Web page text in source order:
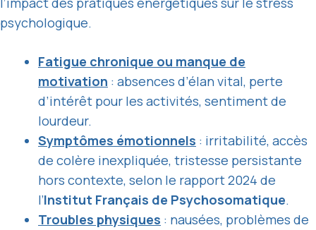
psychologique.
Fatigue chronique ou manque de
motivation : absences d’élan vital, perte
d’intérêt pour les activités, sentiment de
lourdeur.
Symptômes émotionnels : irritabilité, accès
de colère inexpliquée, tristesse persistante
hors contexte, selon le rapport 2024 de
l’Institut Français de Psychosomatique.
Troubles physiques : nausées, problèmes de